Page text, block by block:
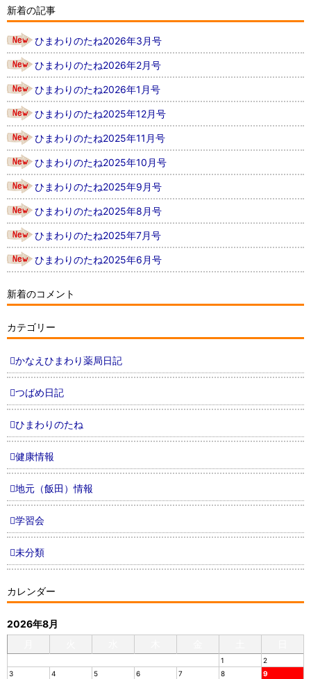
新着の記事
ひまわりのたね2026年3月号
ひまわりのたね2026年2月号
ひまわりのたね2026年1月号
ひまわりのたね2025年12月号
ひまわりのたね2025年11月号
ひまわりのたね2025年10月号
ひまわりのたね2025年9月号
ひまわりのたね2025年8月号
ひまわりのたね2025年7月号
ひまわりのたね2025年6月号
新着のコメント
カテゴリー
かなえひまわり薬局日記
つばめ日記
ひまわりのたね
健康情報
地元（飯田）情報
学習会
未分類
カレンダー
2026年8月
1
2
3
4 5 6 7 8 9